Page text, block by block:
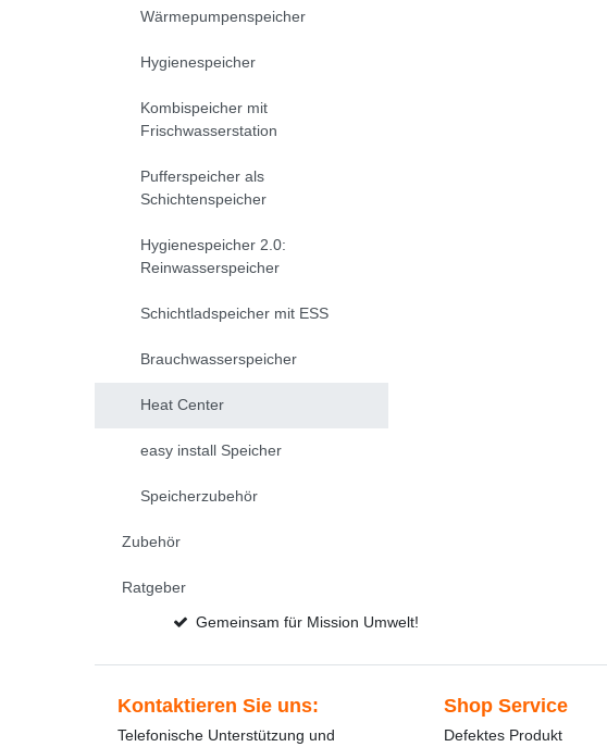
Wärmepumpenspeicher
Hygienespeicher
Kombispeicher mit
Frischwasserstation
Pufferspeicher als
Schichtenspeicher
Hygienespeicher 2.0:
Reinwasserspeicher
Schichtladspeicher mit ESS
Brauchwasserspeicher
Heat Center
easy install Speicher
Speicherzubehör
Zubehör
Ratgeber
Gemeinsam für Mission Umwelt!
Kontaktieren Sie uns:
Telefonische Unterstützung und
Shop Service
Defektes Produkt